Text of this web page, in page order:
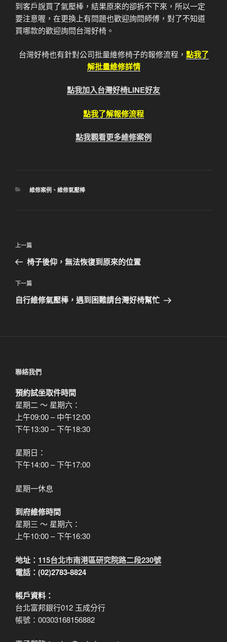
到客戶說買了氣壓棒，結果原來的卻拆不下來，所以一定
要注意喔，在更換上有問題也歡迎詢問師傅，對了不知道
買哪款的歡迎詢問台灣好椅。
台灣好椅也有針對公司批量維修椅子的報修流程， 點我了
解批量維修詳情
點我加入台灣好椅LINE好友
點我了解報修流程
點我觀看更多維修案例
分
維修案例 、 維修氣壓棒
文
導
覽
上
一
文
章
上一篇
椅子後仰，無法恢復到原來的位置
下
一
下一篇
自行維修氣壓棒，遇到困難請台灣好椅幫忙
聯絡我們
預約試坐取件時間
星期二 ～ 星期六：
上午09:00 – 中午12:00
下午13:30 – 下午18:30
星期日：
下午14:00 – 下午17:00
星期一休息
到府維修時間
星期三 ～ 星期六：
上午10:00 – 下午16:30
地址： 115台北市南港區研究院路二段230號
電話：(02)2783-8824
帳戶資料：
台北富邦銀行012 玉成分行
帳號：00303168156882